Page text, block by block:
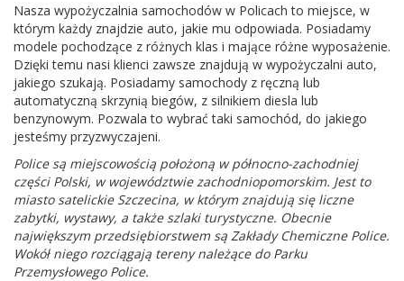
Nasza wypożyczalnia samochodów w Policach to miejsce, w
którym każdy znajdzie auto, jakie mu odpowiada. Posiadamy
modele pochodzące z różnych klas i mające różne wyposażenie.
Dzięki temu nasi klienci zawsze znajdują w wypożyczalni auto,
jakiego szukają. Posiadamy samochody z ręczną lub
automatyczną skrzynią biegów, z silnikiem diesla lub
benzynowym. Pozwala to wybrać taki samochód, do jakiego
jesteśmy przyzwyczajeni.
Police są miejscowością położoną w północno-zachodniej
części Polski, w województwie zachodniopomorskim. Jest to
miasto satelickie Szczecina, w którym znajdują się liczne
zabytki, wystawy, a także szlaki turystyczne. Obecnie
największym przedsiębiorstwem są Zakłady Chemiczne Police.
Wokół niego rozciągają tereny należące do Parku
Przemysłowego Police.